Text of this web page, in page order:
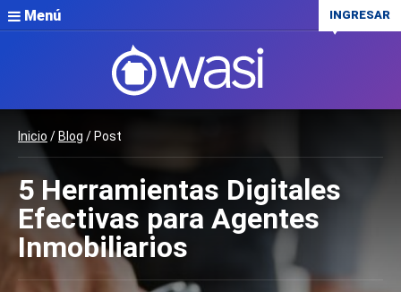
Menú INGRESAR
Inicio / Blog / Post
5 Herramientas Digitales
Efectivas para Agentes
Inmobiliarios